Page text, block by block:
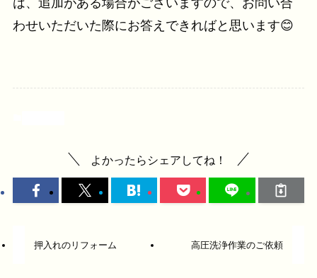
は、追加がある場合がございますので、お問い合
わせいただいた際にお答えできればと思います😊
よかったらシェアしてね！
押入れのリフォーム 高圧洗浄作業のご依頼